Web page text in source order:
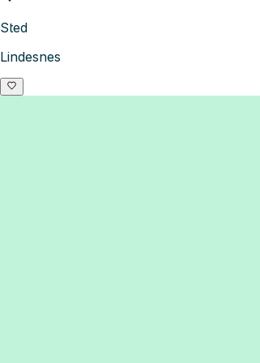
Sted
Lindesnes